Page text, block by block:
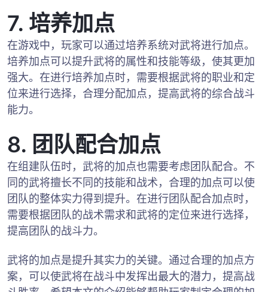
7. 培养加点
在游戏中，玩家可以通过培养系统对武将进行加点。
培养加点可以提升武将的属性和技能等级，使其更加
强大。在进行培养加点时，需要根据武将的职业和定
位来进行选择，合理分配加点，提高武将的综合战斗
能力。
8. 团队配合加点
在组建队伍时，武将的加点也需要考虑团队配合。不
同的武将擅长不同的技能和战术，合理的加点可以使
团队的整体实力得到提升。在进行团队配合加点时，
需要根据团队的战术需求和武将的定位来进行选择，
提高团队的战斗力。
武将的加点是提升其实力的关键。通过合理的加点方
案，可以使武将在战斗中发挥出最大的潜力，提高战